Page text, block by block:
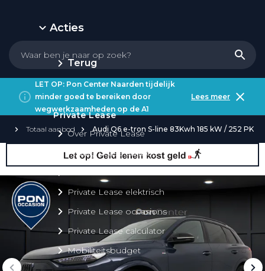
Acties
Terug
Private Lease
Over Private Lease
Private Lease aanbod
Private Lease elektrisch
Private Lease occasions
Private Lease calculator
Mobiliteitsbudget
LET OP: Pon Center Naarden tijdelijk
minder goed te bereiken door
wegwerkzaamheden op de A1
Lees meer
Totaal aanbod Audi Q6 e-tron S-line 83Kwh 185 kW / 252 PK